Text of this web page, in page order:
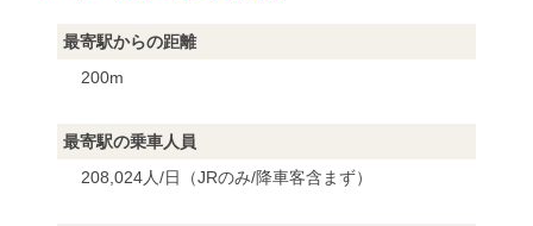
最寄駅からの距離
200m
最寄駅の乗車人員
208,024人/日（JRのみ/降車客含まず）